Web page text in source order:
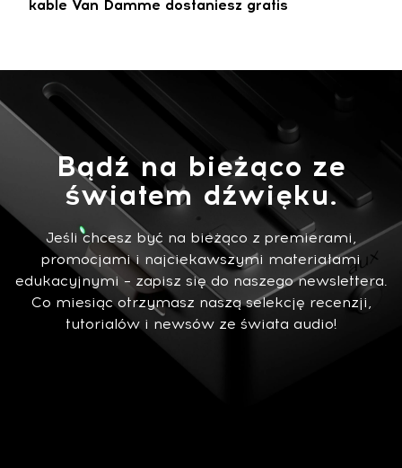
kable Van Damme dostaniesz gratis
Bądź na bieżąco ze
światem dźwięku.
Jeśli chcesz być na bieżąco z premierami,
promocjami i najciekawszymi materiałami
edukacyjnymi – zapisz się do naszego newslettera.
Co miesiąc otrzymasz naszą selekcję recenzji,
tutorialów i newsów ze świata audio!